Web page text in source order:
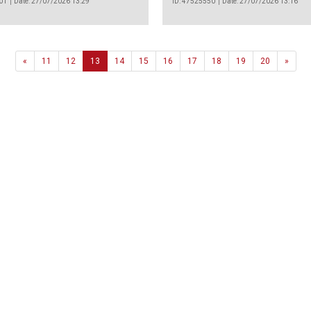
«Previous
11 12 13 14 15 16 17 18 19 20 »Next